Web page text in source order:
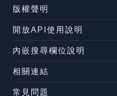
版權聲明
開放API使用說明
內嵌搜尋欄位說明
相關連結
常見問題